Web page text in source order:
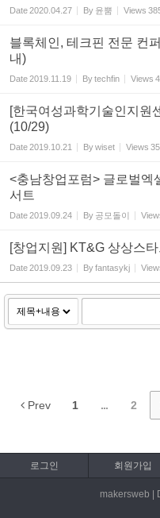
Date2020.04.27 By 윤뿜 Views
블록체인, 테크핀 전문 컨
내)
Date2019.11.19 Bytechfin Views
[한국여성과학기술인지원
(10/29)
Date2019.10.21 Bywiset Views
<충남창업포럼> 글로벌엑
서트
Date2019.09.24 By 공모돌이
[창업지원] KT&G 상상스
Date2019.09.23 Byfantasykj
Prev 1 ... 2
로그인 회원가입
makersweb |